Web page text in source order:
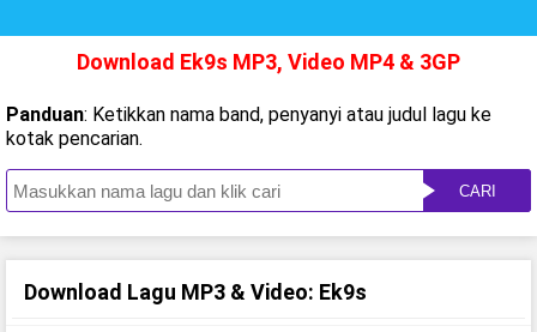
Download Ek9s MP3, Video MP4 & 3GP
Panduan: Ketikkan nama band, penyanyi atau judul lagu ke
kotak pencarian.
CARI
Download Lagu MP3 & Video: Ek9s